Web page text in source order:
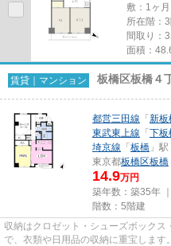
敷：1ヶ
所在階：
間取り：
面積：
賃貸｜マンション 板橋区板橋４
都営三田線 「 新板
東武東上線 「 下板
埼京線 「 板橋 」
東京都板橋区板橋
14.9万円
築年数：築35年
階数：5階建
収納はクロゼット・シューズボック
で、衣類や日用品の収納に重宝しま